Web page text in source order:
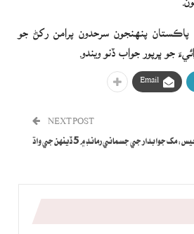
پنهنجون سرحدون پرامن رکڻ جو
جو ڀرپور جواب ڏنو ويندو.
Email
NEXT POST
جوابدار جي جسماني رمانڊ ۾ 5 ڏينهن جي واڌ